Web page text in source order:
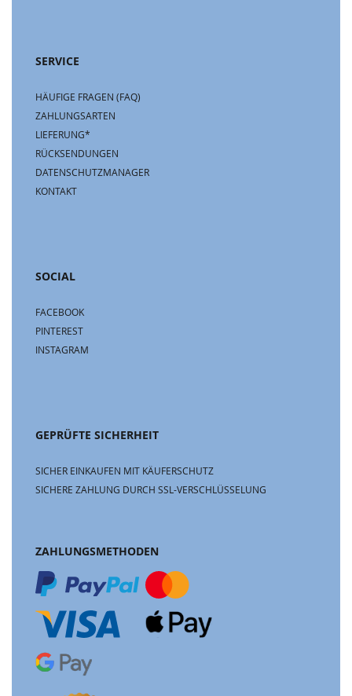
SERVICE
HÄUFIGE FRAGEN (FAQ)
ZAHLUNGSARTEN
LIEFERUNG*
RÜCKSENDUNGEN
DATENSCHUTZMANAGER
KONTAKT
SOCIAL
FACEBOOK
PINTEREST
INSTAGRAM
GEPRÜFTE SICHERHEIT
SICHER EINKAUFEN MIT KÄUFERSCHUTZ
SICHERE ZAHLUNG DURCH SSL-VERSCHLÜSSELUNG
ZAHLUNGSMETHODEN